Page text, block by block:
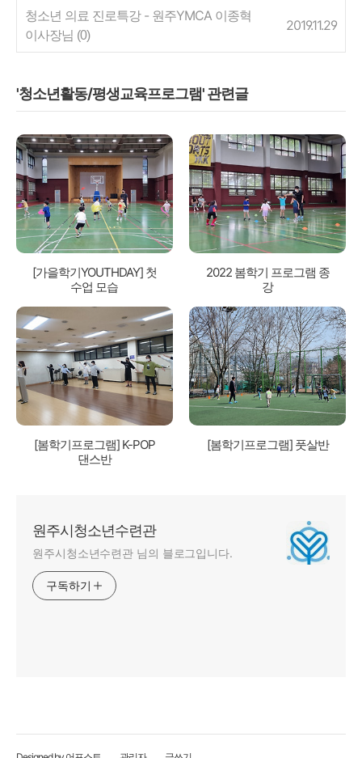
청소년 의료 진로특강 - 원주YMCA 이종혁
이사장님 (0)
2019.11.29
'청소년활동/평생교육프로그램' 관련글
[가을학기YOUTHDAY] 첫
수업 모습
2022 봄학기 프로그램 종
강
[봄학기프로그램] K-POP
댄스반
[봄학기프로그램] 풋살반
원주시청소년수련관
원주시청소년수련관 님의 블로그입니다.
구독하기